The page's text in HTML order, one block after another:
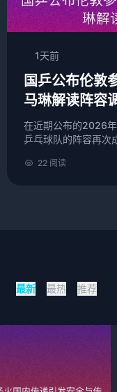
1天前
国乒公布伦敦
马琳解读阵容
在近期公布的2026
乒乓球队的阵容再次
与此同时，国乒主教
22 阅读
最新 最热 推荐